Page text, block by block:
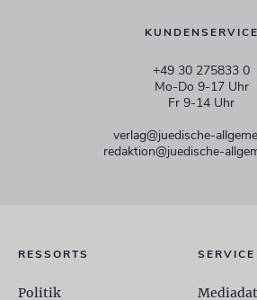
KUNDENSERVICE
+49 30 275833 0
Mo-Do 9-17 Uhr
Fr 9-14 Uhr
verlag@juedische-
redaktion@juedische-
RESSORTS
Politik
SERVICE